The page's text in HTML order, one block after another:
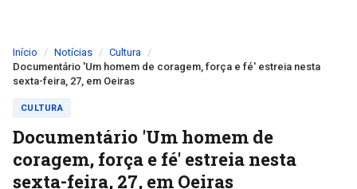
Início Notícias
Cultura
Documentário 'Um homem de coragem, força e fé' estreia nesta
sexta-feira, 27, em Oeiras
CULTURA
Documentário 'Um homem de
coragem, força e fé' estreia nesta
sexta-feira, 27, em Oeiras